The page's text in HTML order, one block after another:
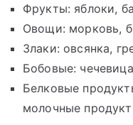
Фрукты: яблоки,
Овощи: морковь,
Злаки: овсянка,
Бобовые:
Белковые
молочные